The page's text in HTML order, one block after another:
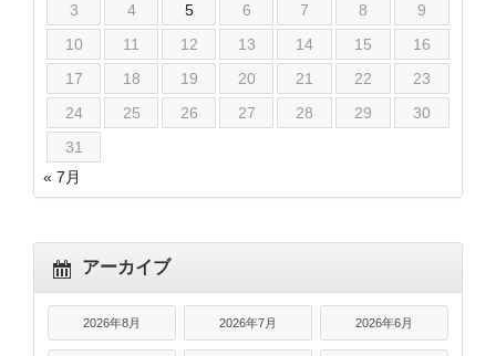
3
4 5 6 7 8
9
10
11 12 13 14 15
16
17
18 19 20 21 22
23
24
25 26 27 28 29
30
31
« 7月
アーカイブ
2026年8月 2026年7月 2026年6月